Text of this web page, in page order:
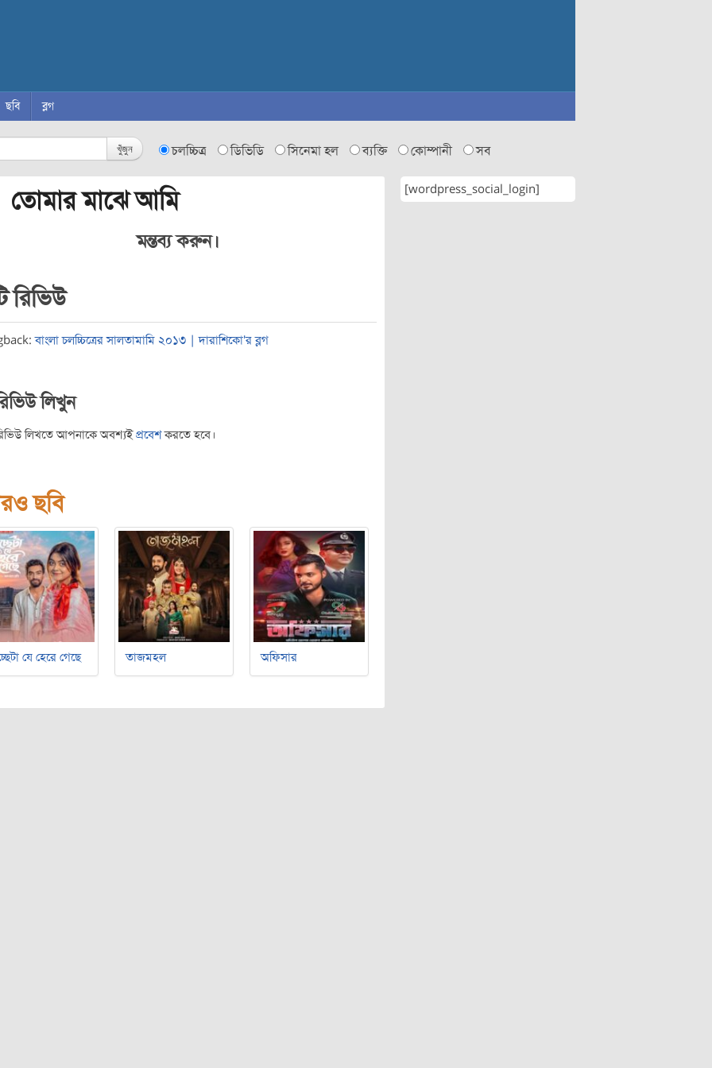
ছবি ব্লগ
খুঁজুন চলচ্চিত্র ডিভিডি সিনেমা হল ব্যক্তি কোম্পানী সব
মাঝে আমি
মন্তব্য করুন।
রিভিউ
বাংলা চলচ্চিত্রের সালতামামি ২০১৩ | দারাশিকো'র ব্লগ
লিখুন
লিখতে আপনাকে অবশ্যইপ্রবেশকরতে হবে।
ছবি
যে হেরে গেছে তাজমহল অফিসার
[wordpress_social_login]